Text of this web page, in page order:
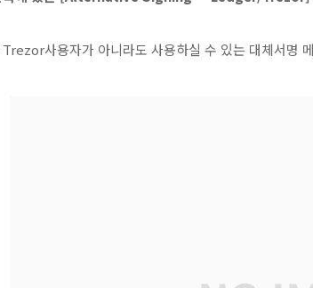
사용자가 아니라도 사용하실 수 있는 대체서명